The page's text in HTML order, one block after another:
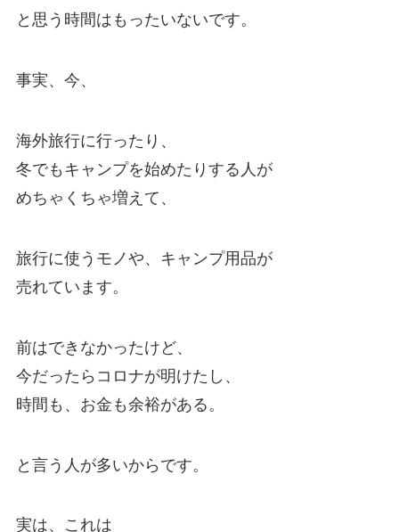
と思う時間はもったいないです。
事実、今、
海外旅行に行ったり、
冬でもキャンプを始めたりする人が
めちゃくちゃ増えて、
旅行に使うモノや、キャンプ用品が
売れています。
前はできなかったけど、
今だったらコロナが明けたし、
時間も、お金も余裕がある。
と言う人が多いからです。
実は、これは